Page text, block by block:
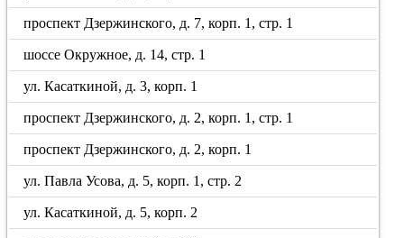
проспект Дзержинского, д. 7, корп. 1, стр. 1
шоссе Окружное, д. 14, стр. 1
ул. Касаткиной, д. 3, корп. 1
проспект Дзержинского, д. 2, корп. 1, стр. 1
проспект Дзержинского, д. 2, корп. 1
ул. Павла Усова, д. 5, корп. 1, стр. 2
ул. Касаткиной, д. 5, корп. 2